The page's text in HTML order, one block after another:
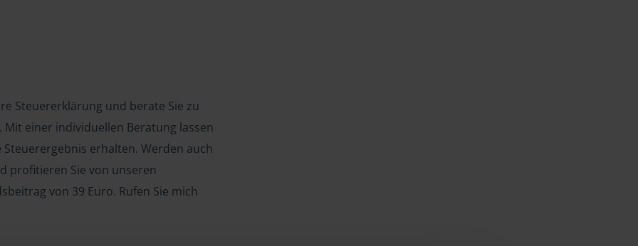
Steuererklärung und berate Sie zu
Mit einer individuellen Beratung lassen
erhalten. Werden auch
profitieren Sie von unseren
von 39 Euro. Rufen Sie mich